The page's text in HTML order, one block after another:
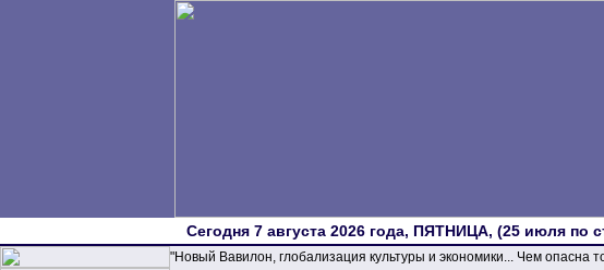
Сегодня 7 августа 2026 года, ПЯТНИЦА, (25 июля по
"Новый Вавилон, глобализация культуры и экономики... Чем опасна